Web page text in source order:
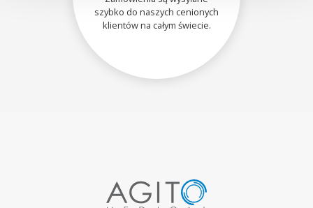
szybko do naszych cenionych
klientów na całym świecie.